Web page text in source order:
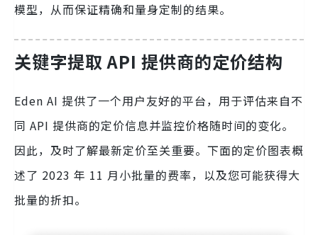
模型，从而保证精确和量身定制的结果。
关键字提取 API 提供商的定价结构
Eden AI 提供了一个用户友好的平台，用于评估来自不
同 API 提供商的定价信息并监控价格随时间的变化。
因此，及时了解最新定价至关重要。下面的定价图表概
述了 2023 年 11 月小批量的费率，以及您可能获得大
批量的折扣。